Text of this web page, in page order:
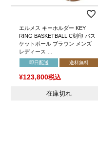
エルメス キーホルダー KEY
RING BASKETBALL C刻印 バス
ケットボール ブラウン メンズ
レディース …
即日配送 送料無料
¥123,800税込
在庫切れ